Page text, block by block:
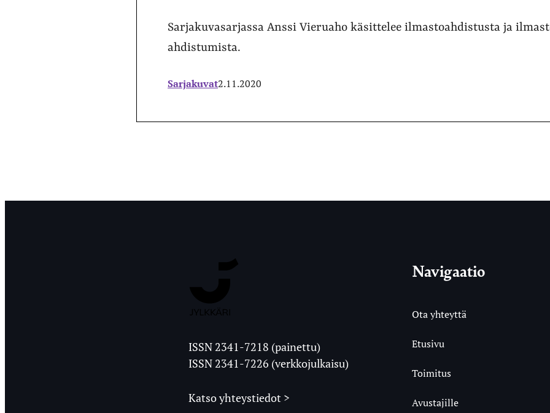
Sarjakuvasarjassa Anssi Vieruaho käsittelee ilmastoahdistusta ja
ahdistumista.
Sarjakuvat2.11.2020
Ylioppilaslehti
ISSN 2341-7218 (painettu)
ISSN 2341-7226 (verkkojulkaisu)
Katso yhteystiedot >
Navigaatio
Ota yhteyttä
Etusivu
Toimitus
Avustajille